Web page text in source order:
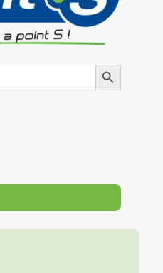
Search Button